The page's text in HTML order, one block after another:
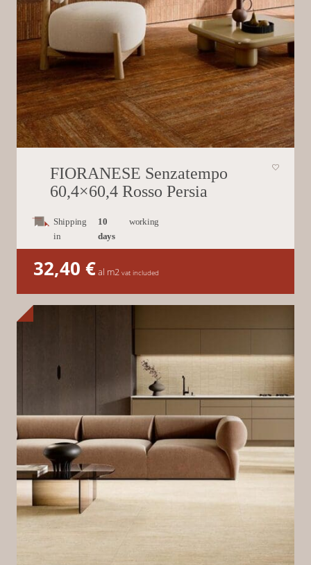
FIORANESE Senzatempo
60,4×60,4 Rosso Persia
Shipping
in
10
days
working
32,40 €al m2 vat included